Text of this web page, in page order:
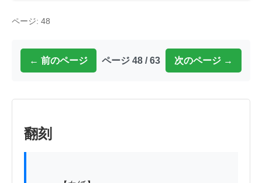
ページ: 48
← 前のページ ページ 48 / 63 次のページ →
翻刻